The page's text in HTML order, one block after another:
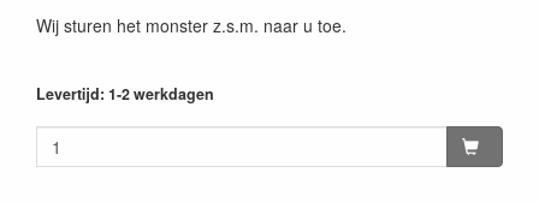
Wij sturen het monster z.s.m. naar u toe.
Levertijd: 1-2 werkdagen